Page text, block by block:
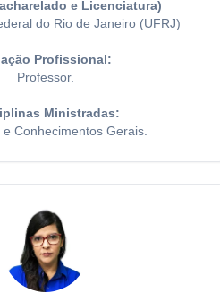
e Licenciatura)
do Rio de Janeiro (UFRJ)
Profissional:
Professor.
Ministradas:
Conhecimentos Gerais.